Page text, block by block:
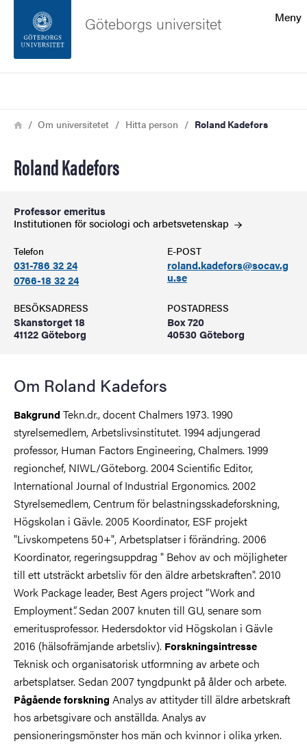
Sidfoten
Meny
Göteborgs universitet
Länkstig
HemOm universitetet Hitta person Roland Kadefors
Roland Kadefors
Professor emeritus
Institutionen för sociologi och arbetsvetenskap
Telefon
031-786 32 24
0766-18 32 24
E-POST
roland.kadefors@socav.g
u.se
BESÖKSADRESS
Skanstorget 18
41122 Göteborg
POSTADRESS
Box 720
40530 Göteborg
Om Roland Kadefors
Bakgrund Tekn.dr., docent Chalmers 1973. 1990
styrelsemedlem, Arbetslivsinstitutet. 1994 adjungerad
professor, Human Factors Engineering, Chalmers. 1999
regionchef, NIWL/Göteborg. 2004 Scientific Editor,
International Journal of Industrial Ergonomics. 2002
Styrelsemedlem, Centrum för belastningsskadeforskning,
Högskolan i Gävle. 2005 Koordinator, ESF projekt
"Livskompetens 50+", Arbetsplatser i förändring. 2006
Koordinator, regeringsuppdrag " Behov av och möjligheter
till ett utsträckt arbetsliv för den äldre arbetskraften". 2010
Work Package leader, Best Agers project “Work and
Employment”. Sedan 2007 knuten till GU, senare som
emeritusprofessor. Hedersdoktor vid Högskolan i Gävle
2016 (hälsofrämjande arbetsliv). Forskningsintresse
Teknisk och organisatorisk utformning av arbete och
arbetsplatser. Sedan 2007 tyngdpunkt på ålder och arbete.
Pågående forskning Analys av attityder till äldre arbetskraft
hos arbetsgivare och anställda. Analys av
pensioneringsmönster hos män och kvinnor i olika yrken.